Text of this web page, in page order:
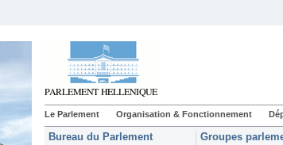
Le Parlement Organisation & Fonctionnement
Bureau du Parlement Groupes